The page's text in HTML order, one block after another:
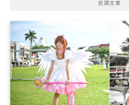
近期文章